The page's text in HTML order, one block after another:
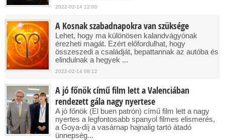
2022-02-14 12:00
A Kosnak szabadnapokra van szüksége
Lehet, hogy ma különösen kalandvágyónak
érezheti magát. Ezért előfordulhat, hogy
összeszedi a családját, bepattannak az autóba és
elindulnak a hegyek ...
2022-02-14 08:12
A jó főnök című film lett a Valenciában
rendezett gála nagy nyertese
A jó főnök (El buen patrón) című film lett a nagy
nyertes a legfontosabb spanyol filmes elismerés,
a Goya-díj a vasárnap hajnalig tartó átadó
ünnepség...